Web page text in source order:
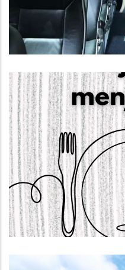
S'OBRE LA
SOL.LICITAR
MENJADOR.